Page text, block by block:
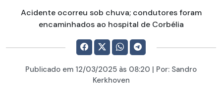
Acidente ocorreu sob chuva; condutores foram
encaminhados ao hospital de Corbélia
Publicado em 12/03/2025 às 08:20 | Por: Sandro
Kerkhoven